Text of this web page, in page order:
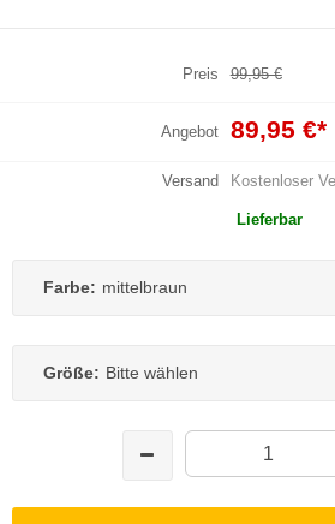
Preis 99,95 €
Angebot 89,95 €*
Versand Kostenloser
Lieferbar
Farbe: mittelbraun
Größe: Bitte wählen